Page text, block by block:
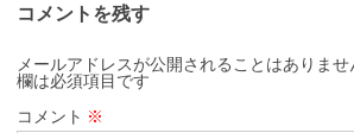
コメントを残す
メールアドレスが公開されることはありませ
欄は必須項目です
コメント ※